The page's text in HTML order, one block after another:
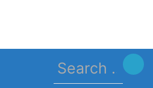
Search
for: